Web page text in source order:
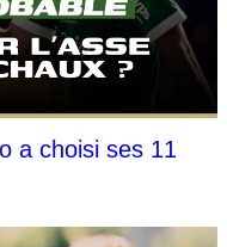
a choisi ses 11